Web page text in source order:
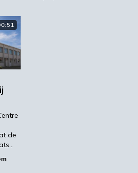
Shutterstock
NRC Handelsblad
voor 2030 nu al behaald
de